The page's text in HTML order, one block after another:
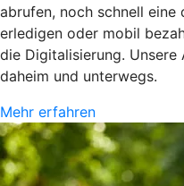
abrufen, noch schnell eine
erledigen oder mobil
die Digitalisierung.
daheim und unterwegs.
Mehr erfahren